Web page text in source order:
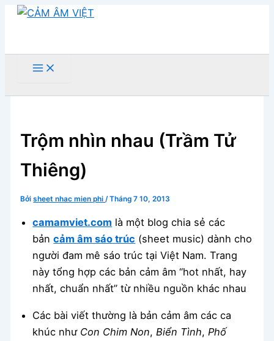
Nhảy
Trộm nhìn nhau (Trầm Tử
Thiêng)
Bởisheet nhac mien phi/Tháng 7 10, 2013
camamviet.com là một blog chia sẻ các
bảncảm âm sáo trúc (sheet music) dành cho
người đam mê sáo trúc tại Việt Nam. Trang
này tổng hợp các bản cảm âm “hot nhất, hay
nhất, chuẩn nhất” từ nhiều nguồn khác nhau
Các bài viết thường là bản cảm âm các ca
khúc như Con Chim Non, Biển Tình, Phố